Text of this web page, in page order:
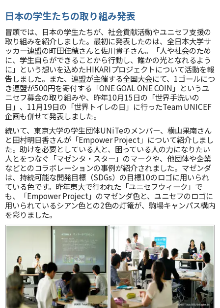
日本の学生たちの取り組み発表
冒頭では、日本の学生たちが、社会貢献活動やユニセフ支援の
取り組みを紹介しました。最初に発表したのは、全日本大学サ
ッカー連盟の町田佳穂さんと佐川貴子さん。「人や社会のため
に、学生自らができることから行動し、誰かの光となれるよう
に」という想いを込めたHIKARIプロジェクトについて活動を報
告しました。また、連盟が主催する全国大会にて、1ゴールにつ
き連盟が500円を寄付する「ONE GOAL ONE COIN」というユ
ニセフ募金の取り組みや、昨年10月15日の「世界手洗いの
日」、11月19日の「世界トイレの日」に行ったTeam UNICEF
企画も併せて発表しました。
続いて、東京大学の学生団体UNiTeのメンバー、横山果南さん
と田村明日香さんが「Empower Project」について紹介しまし
た。助けを必要としている人と、困っている人の力になりたい
人とをつなぐ「マゼンタ・スター」のマークや、他団体や企業
などとのコラボレーションの事例が紹介されました。マゼンダ
は、持続可能な開発目標（SDGs）の目標10のロゴに用いられ
ている色です。昨年東大で行われた「ユニセフウィーク」で
も、「Empower Project」のマゼンダ色と、ユニセフのロゴに
用いられているシアン色との2色の灯篭が、駒場キャンパス構内
を彩りました。